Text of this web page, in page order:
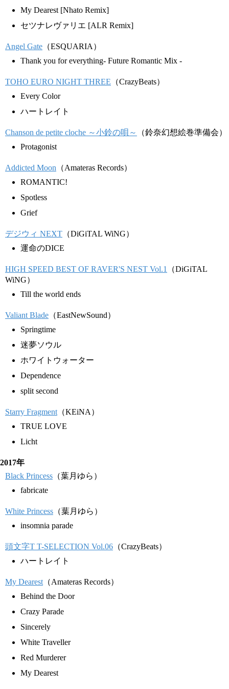
My Dearest [Nhato Remix]
セツナレヴァリエ [ALR Remix]
Angel Gate （ESQUARIA）
Thank you for everything- Future Romantic Mix -
TOHO EURO NIGHT THREE （CrazyBeats）
Every Color
ハートレイト
Chanson de petite cloche ～小鈴の唄～
（鈴奈幻想絵巻準備会）
Protagonist
Addicted Moon （Amateras Records）
ROMANTIC!
Spotless
Grief
デジウィ NEXT （DiGiTAL WiNG）
運命のDICE
HIGH SPEED BEST OF RAVER'S NEST Vol.1
（DiGiTAL
WiNG）
Till the world ends
Valiant Blade （EastNewSound）
Springtime
迷夢ソウル
ホワイトウォーター
Dependence
split second
Starry Fragment （KEiNA）
TRUE LOVE
Licht
2017年
Black Princess （葉月ゆら）
fabricate
White Princess （葉月ゆら）
insomnia parade
頭文字T T-SELECTION Vol.06 （CrazyBeats）
ハートレイト
My Dearest （Amateras Records）
Behind the Door
Crazy Parade
Sincerely
White Traveller
Red Murderer
My Dearest